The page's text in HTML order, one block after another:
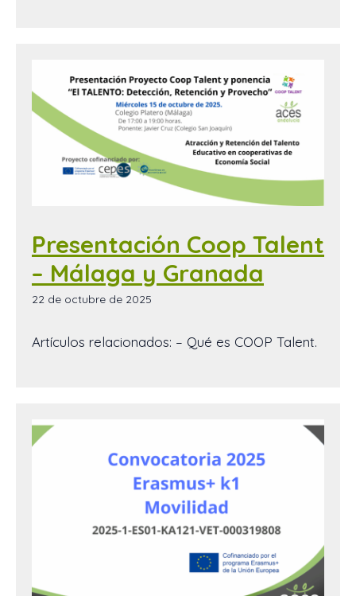
Presentación Coop Talent
– Málaga y Granada
22 de octubre de 2025
Artículos relacionados: – Qué es COOP Talent.